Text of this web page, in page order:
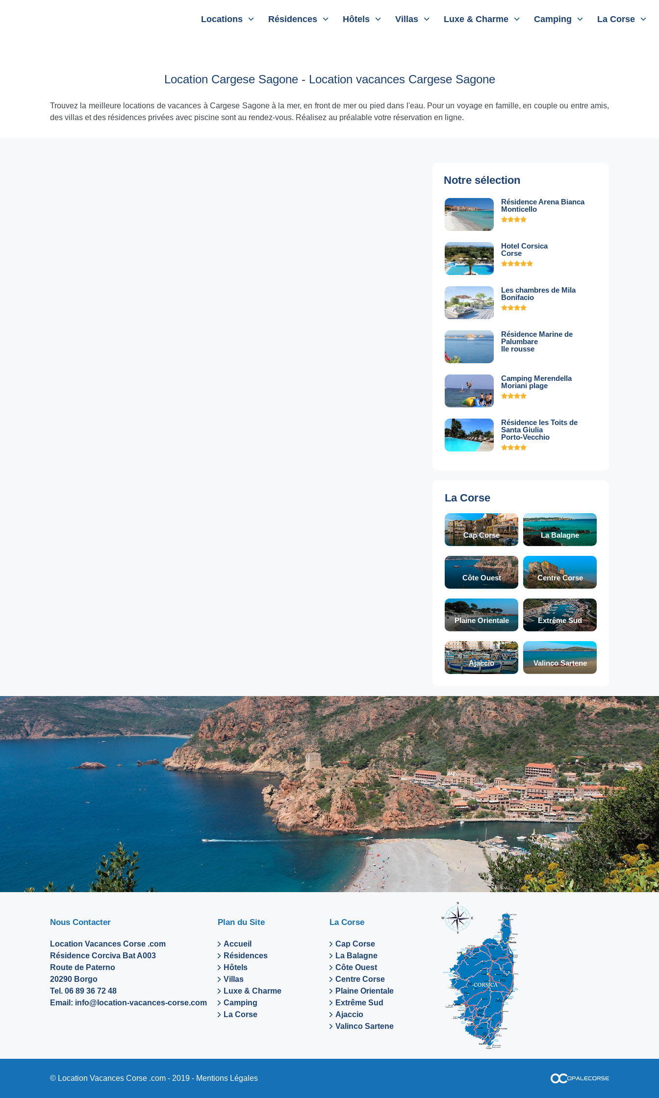
Locations Résidences Hôtels Villas Luxe & Charme Camping La Corse
Location Cargese Sagone - Location vacances Cargese Sagone
Trouvez la meilleure locations de vacances à Cargese Sagone à la mer, en front de mer ou pied dans l'eau. Pour un voyage en famille, en couple ou entre amis,
des villas et des résidences privées avec piscine sont au rendez-vous. Réalisez au préalable votre réservation en ligne.
Notre sélection
Résidence Arena Bianca
Monticello
Hotel Corsica
Corse
Les chambres de Mila
Bonifacio
Résidence Marine de
Palumbare
Ile rousse
Camping Merendella
Moriani plage
Résidence les Toits de
Santa Giulia
Porto-Vecchio
La Corse
Cap Corse La Balagne
Côte Ouest Centre Corse
Plaine Orientale Extrême Sud
Ajaccio Valinco Sartene
Nous Contacter
Location Vacances Corse .com
Résidence Corciva Bat A003
Route de Paterno
20290 Borgo
Tel. 06 89 36 72 48
Email: info@location-vacances-corse.com
Plan du Site
Accueil
Résidences
Hôtels
Villas
Luxe & Charme
Camping
La Corse
La Corse
Cap Corse
La Balagne
Côte Ouest
Centre Corse
Plaine Orientale
Extrême Sud
Ajaccio
Valinco Sartene
© Location Vacances Corse .com - 2019 - Mentions Légales